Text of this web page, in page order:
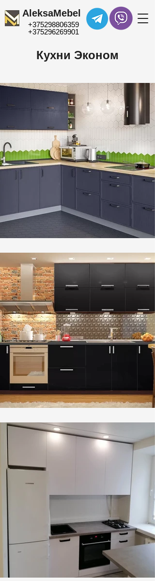
+375298806359​
+375296269901
AleksaMebel
Кухни Эконом